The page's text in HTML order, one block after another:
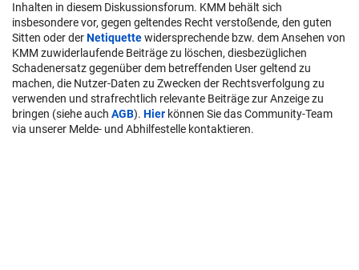
Inhalten in diesem Diskussionsforum. KMM behält sich
insbesondere vor, gegen geltendes Recht verstoßende, den guten
Sitten oder derNetiquettewidersprechende bzw. dem Ansehen von
KMM zuwiderlaufende Beiträge zu löschen, diesbezüglichen
Schadenersatz gegenüber dem betreffenden User geltend zu
machen, die Nutzer-Daten zu Zwecken der Rechtsverfolgung zu
verwenden und strafrechtlich relevante Beiträge zur Anzeige zu
bringen (siehe auch AGB). Hier können Sie das Community-Team
via unserer Melde- und Abhilfestelle kontaktieren.